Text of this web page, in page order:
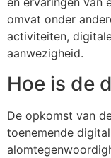
omvat onder
activiteiten,
aanwezigheid.
Hoe is de
De opkomst van
toenemende